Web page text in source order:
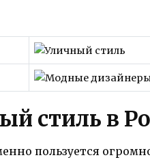
стиль в
пользуется